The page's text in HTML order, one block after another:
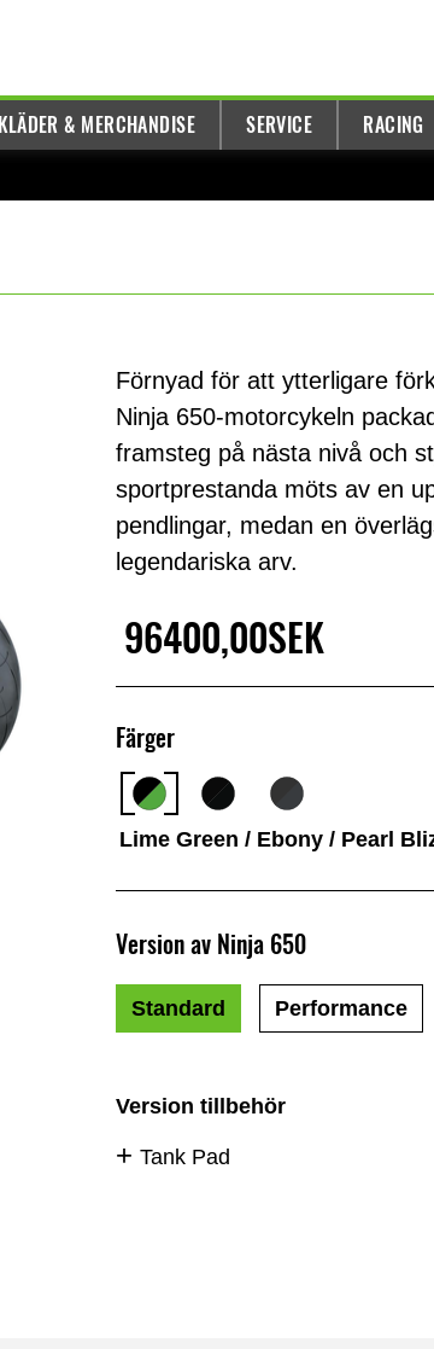
KLÄDER & MERCHANDISE SERVICE RACING
Förnyad för att ytterligare
Ninja 650-motorcykeln
framsteg på nästa nivå och
sportprestanda möts av en
pendlingar, medan en
legendariska arv.
96400,00SEK
Färger
Lime Green / Ebony / Pearl
Version av Ninja 650
Standard Performance
Version tillbehör
Tank Pad